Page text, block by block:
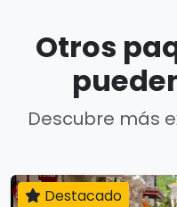
Otros
Descubre más
Destacado